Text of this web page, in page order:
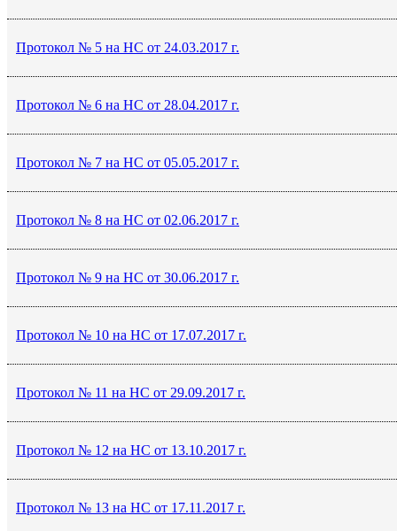
Протокол № 5 на НС от 24.03.2017 г.
Протокол № 6 на НС от 28.04.2017 г.
Протокол № 7 на НС от 05.05.2017 г.
Протокол № 8 на НС от 02.06.2017 г.
Протокол № 9 на НС от 30.06.2017 г.
Протокол № 10 на НС от 17.07.2017 г.
Протокол № 11 на НС от 29.09.2017 г.
Протокол № 12 на НС от 13.10.2017 г.
Протокол № 13 на НС от 17.11.2017 г.